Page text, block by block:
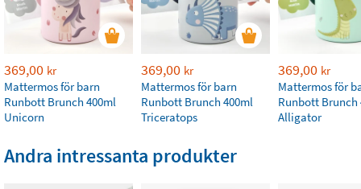
369,00 kr
Mattermos för barn
Runbott Brunch 400ml
Unicorn
369,00 kr
Mattermos för barn
Runbott Brunch 400ml
Triceratops
369,00 kr
Mattermos för
Runbott Brunch
Alligator
Andra intressanta produkter